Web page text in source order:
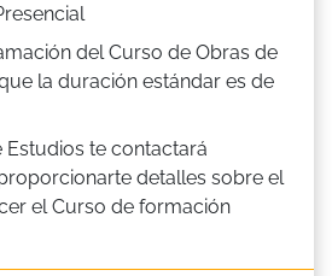
del Curso de Obras de
la duración estándar es de
Estudios te contactará
detalles sobre el
el Curso de formación